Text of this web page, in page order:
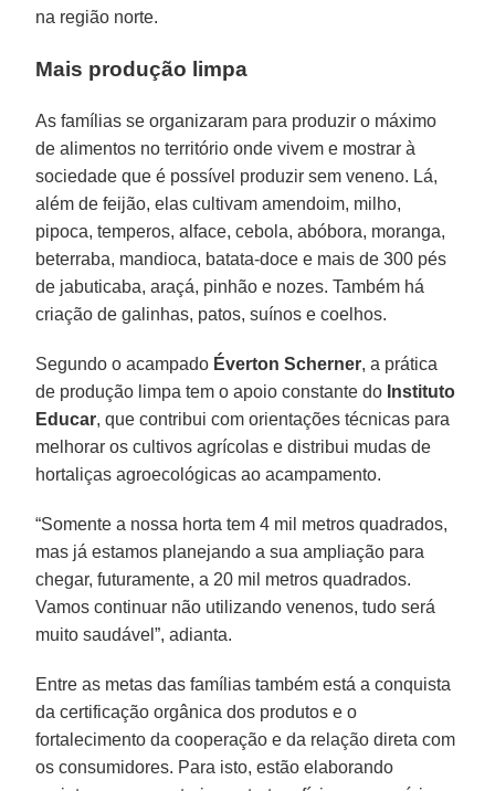
na região norte.
Mais produção limpa
As famílias se organizaram para produzir o máximo
de alimentos no território onde vivem e mostrar à
sociedade que é possível produzir sem veneno. Lá,
além de feijão, elas cultivam amendoim, milho,
pipoca, temperos, alface, cebola, abóbora, moranga,
beterraba, mandioca, batata-doce e mais de 300 pés
de jabuticaba, araçá, pinhão e nozes. Também há
criação de galinhas, patos, suínos e coelhos.
Segundo o acampado Éverton Scherner, a prática
de produção limpa tem o apoio constante do Instituto
Educar, que contribui com orientações técnicas para
melhorar os cultivos agrícolas e distribui mudas de
hortaliças agroecológicas ao acampamento.
“Somente a nossa horta tem 4 mil metros quadrados,
mas já estamos planejando a sua ampliação para
chegar, futuramente, a 20 mil metros quadrados.
Vamos continuar não utilizando venenos, tudo será
muito saudável”, adianta.
Entre as metas das famílias também está a conquista
da certificação orgânica dos produtos e o
fortalecimento da cooperação e da relação direta com
os consumidores. Para isto, estão elaborando